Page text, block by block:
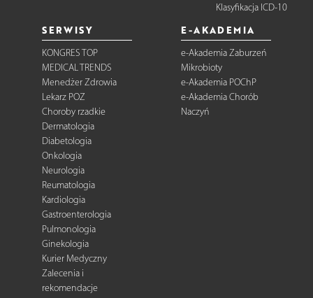
Klasyfikacja ICD-10
SERWISY
KONGRES TOP
MEDICAL TRENDS
Menedżer Zdrowia
Lekarz POZ
Choroby rzadkie
Dermatologia
Diabetologia
Onkologia
Neurologia
Reumatologia
Kardiologia
Gastroenterologia
Pulmonologia
Ginekologia
Kurier Medyczny
Zalecenia i
rekomendacje
E-AKADEMIA
e-Akademia Zaburzeń
Mikrobioty
e-Akademia POChP
e-Akademia Chorób
Naczyń